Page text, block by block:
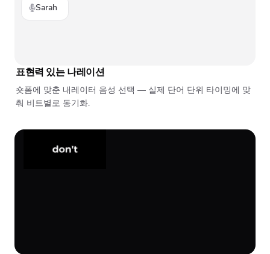
Sarah
표현력 있는 나레이션
숏폼에 맞춘 내레이터 음성 선택 — 실제 단어 단위 타이밍에 맞
춰 비트별로 동기화.